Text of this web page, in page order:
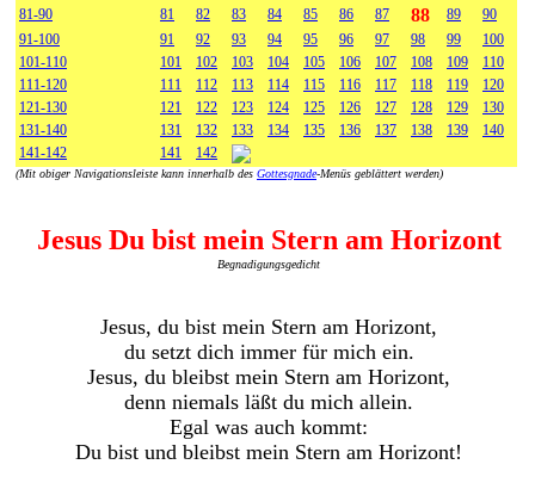
81-90
81 82 83 84 85 86 87 88 89
90
91-100
91 92 93 94 95 96 97 98 99
100
101-110
101 102 103 104 105 106 107 108 109
110
111-120
111 112 113 114 115 116 117 118 119
120
121-130
121 122 123 124 125 126 127 128 129
130
131-140
131 132 133 134 135 136 137 138 139
140
141-142
141 142
(Mit obiger Navigationsleiste kann innerhalb des Gottesgnade-Menüs geblättert werden)
Jesus Du bist mein Stern am Horizont
Begnadigungsgedicht
Jesus, du bist mein Stern am Horizont,
du setzt dich immer für mich ein.
Jesus, du bleibst mein Stern am Horizont,
denn niemals läßt du mich allein.
Egal was auch kommt:
Du bist und bleibst mein Stern am Horizont!